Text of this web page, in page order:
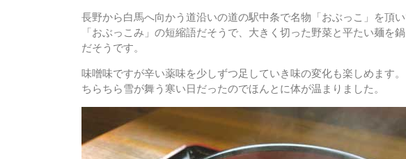
長野から白馬へ向かう道沿いの道の駅中条で名物「おぶっこ」を頂い
「おぶっこみ」の短縮語だそうで、大きく切った野菜と平たい麺を
だそうです。
味噌味ですが辛い薬味を少しずつ足していき味の変化も楽しめます。
ちらちら雪が舞う寒い日だったのでほんとに体が温まりました。